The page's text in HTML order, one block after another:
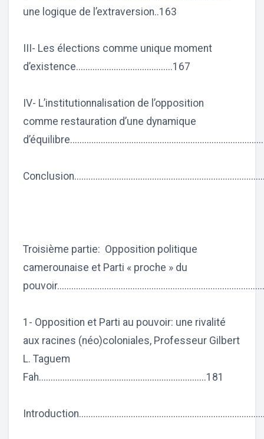
une logique de l’extraversion..163
III- Les élections comme unique moment
d’existence.........................................167
IV- L’institutionnalisation de l’opposition
comme restauration d’une dynamique
Troisième partie: Opposition politique
camerounaise et Parti « proche » du
1- Opposition et Parti au pouvoir: une rivalité
aux racines (néo)coloniales, Professeur Gilbert
L. Taguem
Fah.......................................................................181